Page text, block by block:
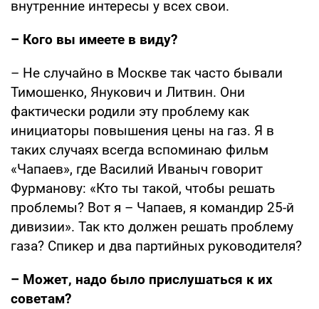
внутренние интересы у всех свои.
– Кого вы имеете в виду?
– Не случайно в Москве так часто бывали
Тимошенко, Янукович и Литвин. Они
фактически родили эту проблему как
инициаторы повышения цены на газ. Я в
таких случаях всегда вспоминаю фильм
«Чапаев», где Василий Иваныч говорит
Фурманову: «Кто ты такой, чтобы решать
проблемы? Вот я – Чапаев, я командир 25-й
дивизии». Так кто должен решать проблему
газа? Спикер и два партийных руководителя?
– Может, надо было прислушаться к их
советам?